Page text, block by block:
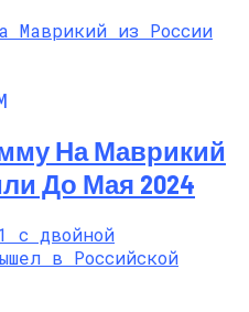
На Маврикий
До Мая 2024